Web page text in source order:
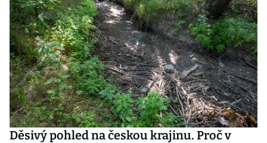
Děsivý pohled na českou krajinu. Proč v